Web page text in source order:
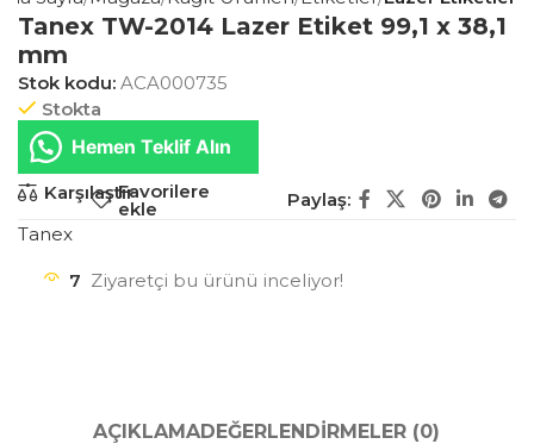
Tanex TW-2014 Lazer Etiket 99,1 x 38,1
mm
Stok kodu: ACA000735
Stokta
Hemen Teklif Alın
KarşılaştırFavorilere
ekle
Paylaş:
Tanex
7 Ziyaretçi bu ürünü inceliyor!
AÇIKLAMADEĞERLENDIRMELER (0)